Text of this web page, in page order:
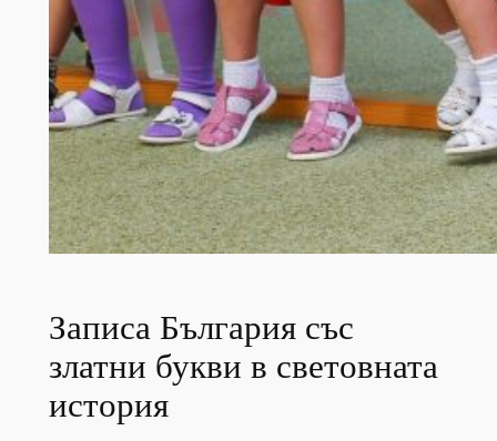
Записа България със
златни букви в световната
история